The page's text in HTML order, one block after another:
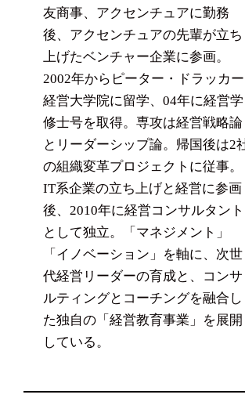
友商事、アクセンチュアに勤務
後、アクセンチュアの先輩が立ち
上げたベンチャー企業に参画。
2002年からピーター・ドラッカー
経営大学院に留学、04年に経営学
修士号を取得。専攻は経営戦略論
とリーダーシップ論。帰国後は2
の組織変革プロジェクトに従事。
IT系企業の立ち上げと経営に参画
後、2010年に経営コンサルタント
として独立。「マネジメント」
「イノベーション」を軸に、次世
代経営リーダーの育成と、コンサ
ルティングとコーチングを融合し
た独自の「経営教育事業」を展開
している。